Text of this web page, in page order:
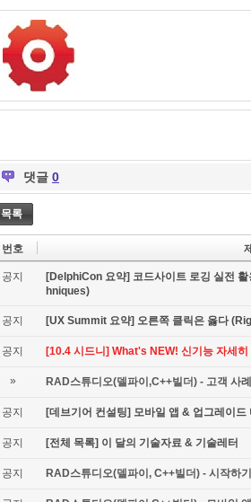
댓글 0
목록
번호
공지
[DelphiCon 요약] 코드사이트 로깅 실전
hniques)
공지 [UX Summit 요약] 오른쪽 클릭은 옳다
공지 [10.4 시드니] What's NEW! 신기능 자세히
» RAD스튜디오(델파이,C++빌더) - 고객 사
공지 [데브기어 컨설팅] 모바일 앱 & 업그레이드
공지 [전체 목록] 이 달의 기술자료 & 기술레터
공지 RAD스튜디오(델파이, C++빌더) - 시작하기